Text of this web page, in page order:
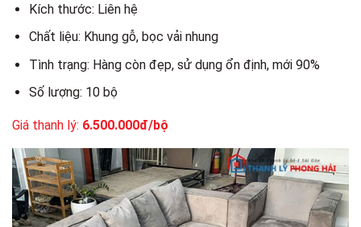
Kích thước: Liên hệ
Chất liệu: Khung gỗ, bọc vải nhung
Tình trạng: Hàng còn đẹp, sử dụng ổn định, mới 90%
Số lượng: 10 bộ
Giá thanh lý: 6.500.000đ/bộ